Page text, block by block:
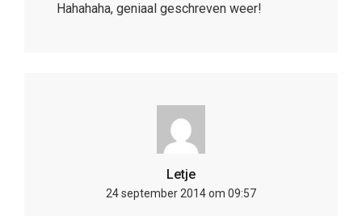
Hahahaha, geniaal geschreven weer!
Letje
24 september 2014 om 09:57